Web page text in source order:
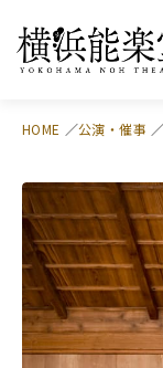
HOME 公演・催事